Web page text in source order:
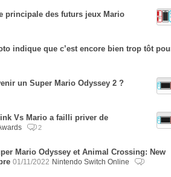
principale des futurs jeux Mario
indique que c’est encore bien trop tôt
un Super Mario Odyssey 2 ?
Vs Mario a failli priver de
2
Mario Odyssey et Animal Crossing: New
01/11/2022 Nintendo Switch Online